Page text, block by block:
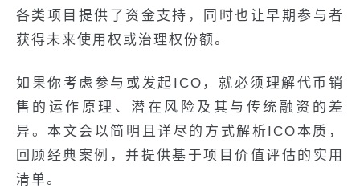
各类项目提供了资金支持，同时也让早期参与者
获得未来使用权或治理权份额。
如果你考虑参与或发起ICO，就必须理解代币销
售的运作原理、潜在风险及其与传统融资的差
异。本文会以简明且详尽的方式解析ICO本质，
回顾经典案例，并提供基于项目价值评估的实用
清单。